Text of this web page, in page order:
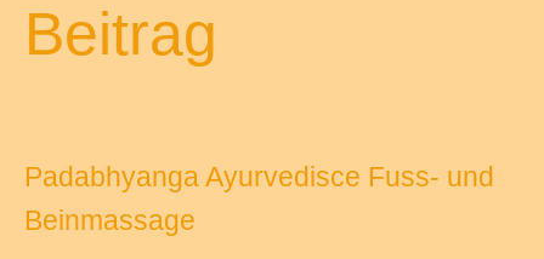
Beitrag
Padabhyanga Ayurvedisce Fuss- und
Beinmassage